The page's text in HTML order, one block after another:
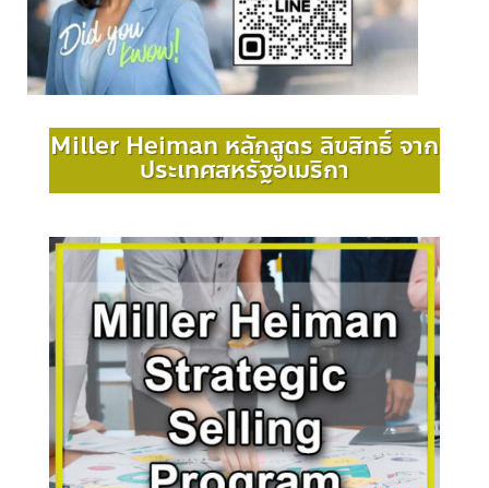
Miller Heiman หลักสูตร ลิขสิทธิ์ จาก
ประเทศสหรัฐอเมริกา